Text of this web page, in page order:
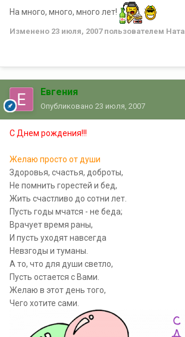
На много, много, много лет!
Изменено 23 июля, 2007пользователем Ната
Евгения
Опубликовано 23 июля, 2007
С Днем рождения!!!
Желаю просто от души
Здоровья, счастья, доброты,
Не помнить горестей и бед,
Жить счастливо до сотни лет.
Пусть годы мчатся - не беда;
Врачует время раны,
И пусть уходят навсегда
Невзгоды и туманы.
А то, что для души светло,
Пусть остается с Вами.
Желаю в этот день того,
Чего хотите сами.